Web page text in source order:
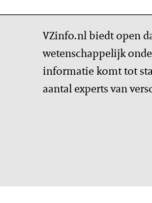
VZinfo.nl biedt open
wetenschappelijk
informatie komt tot
aantal experts van